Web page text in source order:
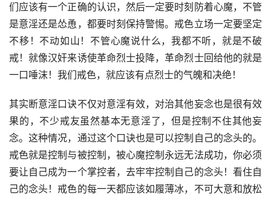
们应该有一个正确的认识，然后一定要时刻防着心魔，不管
是意淫还是怂恿，都要时刻保持警惕。戒色立场一定要坚定
不移！不动如山！不管心魔说什么，我都不听，就是不破
戒！就像汉奸来诱使革命烈士投降，革命烈士回给他的就是
一口唾沫！我们戒色，就应该有点烈士的气魄和决绝！
其实断意淫口诀不仅对意淫有效，对治其他妄念也是很有效
果的，不少戒友虽然基本无意淫了，但是控制不住其他妄
念。这种情况，通过这个口诀也是可以控制自己的念头的。
戒色就是控制与被控制，被心魔控制永远无法成功，你必须
要让自己成为一个掌控者，去牢牢控制自己的念头！看住自
己的念头！戒色的每一天都应该如履薄冰，不可大意和放松